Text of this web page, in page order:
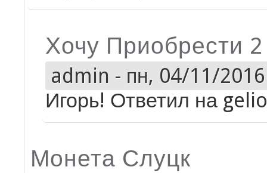
Хочу Приобрести
admin - пн, 04/11/
Игорь! Ответил на
Монета Слуцк